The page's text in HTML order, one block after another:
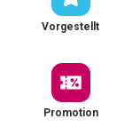
Vorgestellt
Promotion